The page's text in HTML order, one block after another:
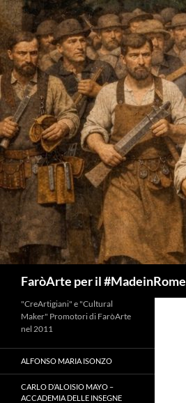
Vai
al
contenuto
FaròArte per il #MadeinRome
"CreArtigiani" e "Cultural
Maker" Promotori di FaròArte
nel 2011
ALFONSO MARIA ISONZO
CARLO D’ALOISIO MAYO –
ACCADEMIA DELLE INSEGNE